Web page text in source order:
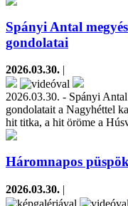
Spányi Antal
gondolatai
2026.03.30. |
2026.03.30. - Spányi
gondolatait a Nagyhéttel
hit titka, a hit öröme a
Háromnapos
2026.03.30. |